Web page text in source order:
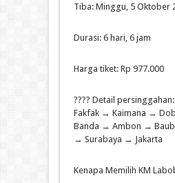
Tiba: Minggu, 5 Oktober
Durasi: 6 hari, 6 jam
Harga tiket: Rp 977.000
???? Detail persinggahan:
Fakfak → Kaimana →
Banda → Ambon →
→ Surabaya → Jakarta
Kenapa Memilih KM